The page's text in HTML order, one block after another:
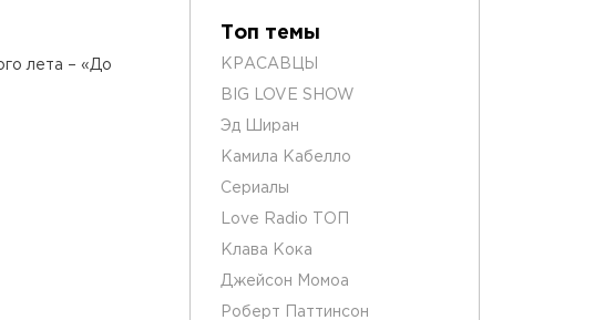
лета – «До
Топ темы
КРАСАВЦЫ
BIG LOVE SHOW
Эд Ширан
Камила Кабелло
Сериалы
Love Radio ТОП
Клава Кока
Джейсон Момоа
Роберт Паттинсон